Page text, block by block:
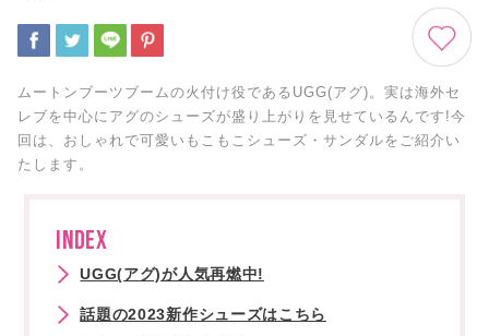
ムートンブーツブームの火付け役であるUGG(アグ)。実は海外セ
レブを中心にアグのシューズが盛り上がりを見せているんです!今
回は、おしゃれで可愛いもこもこシューズ・サンダルをご紹介い
たします。
INDEX
UGG(アグ)が人気再燃中!
話題の2023新作シューズはこちら